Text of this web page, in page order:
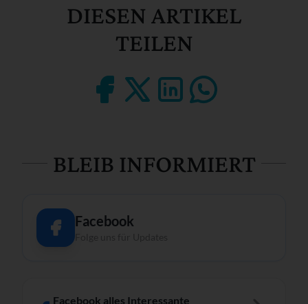
DIESEN ARTIKEL
TEILEN
BLEIB INFORMIERT
Facebook
Facebook alles Interessante